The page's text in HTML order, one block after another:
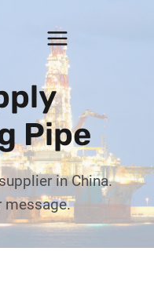
Pipe
in China.
message.